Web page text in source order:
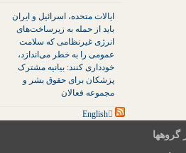
ایالات متحده، اسرائیل و ایران
باید از حمله به زیرساخت‌های
انرژی غیرنظامی که سلامت
عمومی را به خطر می‌اندازد،
خودداری کنند: بیانیه مشترک
پزشکان برای حقوق بشر و
مجموعه فعالان
گروهها